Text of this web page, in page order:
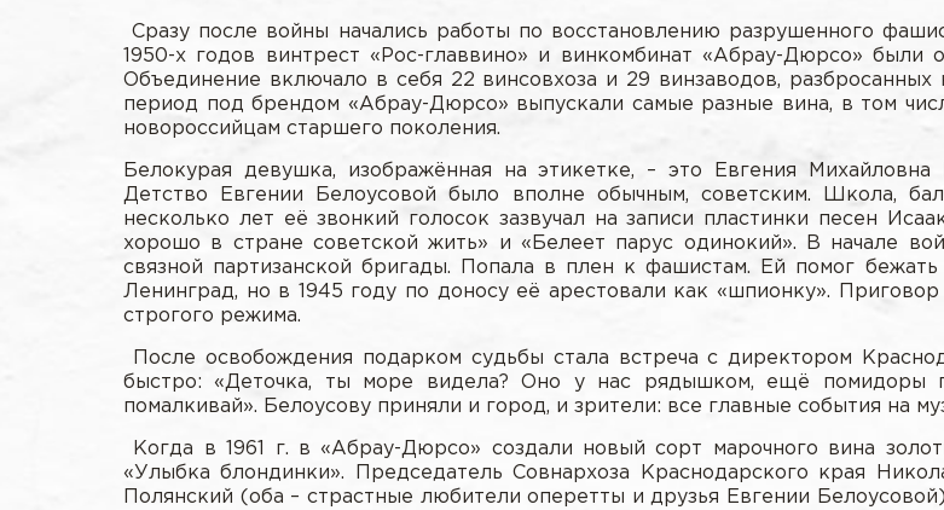
Сразу после войны начались работы по восстановлению разрушенного
1950-х годов винтрест «Рос-главвино» и винкомбинат «Абрау-Дюрсо»
Объединение включало в себя 22 винсовхоза и 29 винзаводов,
период под брендом «Абрау-Дюрсо» выпускали самые разные вина, в том
новороссийцам старшего поколения.
Белокурая девушка, изображённая на этикетке, – это Евгения
Детство Евгении Белоусовой было вполне обычным, советским. Школа,
несколько лет её звонкий голосок зазвучал на записи пластинки песен
хорошо в стране советской жить» и «Белеет парус одинокий». В начале
связной партизанской бригады. Попала в плен к фашистам. Ей помог
Ленинград, но в 1945 году по доносу её арестовали как «шпионку».
строгого режима.
После освобождения подарком судьбы стала встреча с директором
быстро: «Деточка, ты море видела? Оно у нас рядышком, ещё
помалкивай». Белоусову приняли и город, и зрители: все главные события на
Когда в 1961 г. в «Абрау-Дюрсо» создали новый сорт марочного вина
«Улыбка блондинки». Председатель Совнархоза Краснодарского края
Полянский (оба – страстные любители оперетты и друзья Евгении